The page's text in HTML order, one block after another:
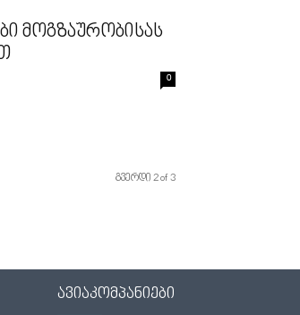
მოგზაურობისას
0
გვერდი 2 of 3
ავიაკომპანიები